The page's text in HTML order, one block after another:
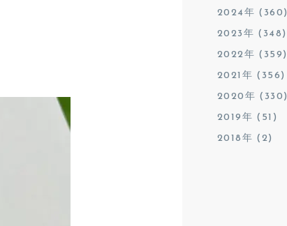
2024年 (360)
2023年 (348)
2022年 (359)
2021年 (356)
2020年 (330)
2019年 (51)
2018年 (2)